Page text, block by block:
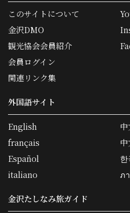
このサイトについて
金沢DMO
観光協会会員紹介
会員ログイン
関連リンク集
外国語サイト
English
français
Español
italiano
한
ภ
金沢たしなみ旅ガイド